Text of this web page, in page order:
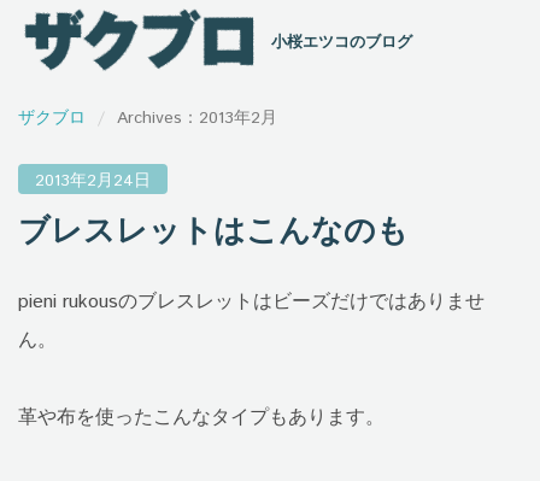
小桜エツコのブログ
ザクブロ Archives：2013年2月
2013年2月24日
ブレスレットはこんなのも
pieni rukousのブレスレットはビーズだけではありませ
ん。
革や布を使ったこんなタイプもあります。